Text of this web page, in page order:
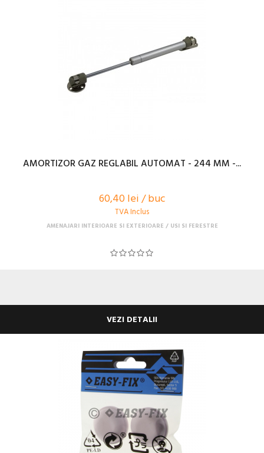
AMORTIZOR GAZ REGLABIL AUTOMAT - 244 MM -...
60,40 lei / buc
TVA Inclus
AMENAJARI INTERIOARE SI EXTERIOARE USI SI FERESTRE
VEZI DETALII